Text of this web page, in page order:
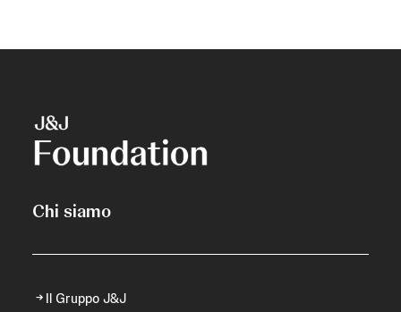
Chi siamo
Il Gruppo J&J